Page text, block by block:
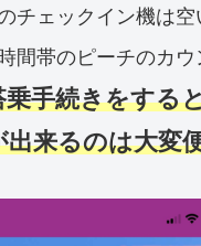
チェックイン機は
間帯のピーチのカ
手続きをする
来るのは大変